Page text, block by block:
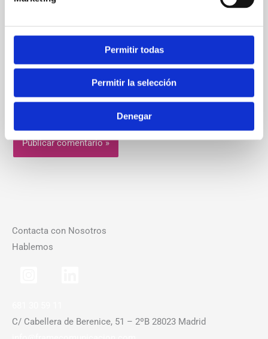
Permitir todas
Permitir la selección
Denegar
Guarda mi nombre, correo electrónico y web en este
navegador para la próxima vez que comente.
Contacta con Nosotros
Hablemos
C/ Cabellera de Berenice, 51 – 2ºB 28023 Madrid